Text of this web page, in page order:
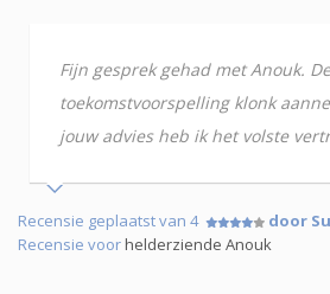
Fijn gesprek gehad met Anouk. De
toekomstvoorspelling klonk
jouw advies heb ik het volste
Recensie geplaatst van 4 door
Recensie voorhelderziende Anouk